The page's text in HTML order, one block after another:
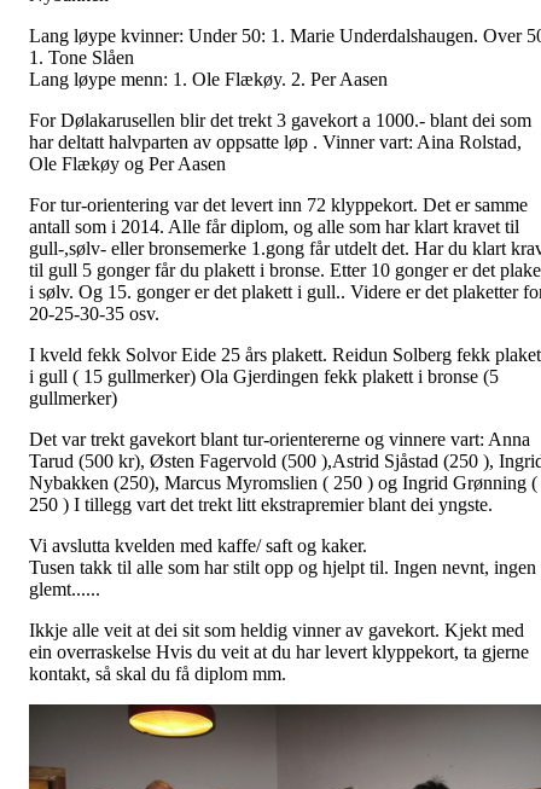
Lang løype kvinner: Under 50: 1. Marie Underdalshaugen. Over
1. Tone Slåen
Lang løype menn: 1. Ole Flækøy. 2. Per Aasen
For Dølakarusellen blir det trekt 3 gavekort a 1000.- blant dei som
har deltatt halvparten av oppsatte løp . Vinner vart: Aina Rolstad,
Ole Flækøy og Per Aasen
For tur-orientering var det levert inn 72 klyppekort. Det er samme
antall som i 2014. Alle får diplom, og alle som har klart kravet til
gull-,sølv- eller bronsemerke 1.gong får utdelt det. Har du klart
til gull 5 gonger får du plakett i bronse. Etter 10 gonger er det
i sølv. Og 15. gonger er det plakett i gull.. Videre er det plaketter
20-25-30-35 osv.
I kveld fekk Solvor Eide 25 års plakett. Reidun Solberg fekk
i gull ( 15 gullmerker) Ola Gjerdingen fekk plakett i bronse (5
gullmerker)
Det var trekt gavekort blant tur-orientererne og vinnere vart: Anna
Tarud (500 kr), Østen Fagervold (500 ),Astrid Sjåstad (250 ),
Nybakken (250), Marcus Myromslien ( 250 ) og Ingrid Grønning (
250 ) I tillegg vart det trekt litt ekstrapremier blant dei yngste.
Vi avslutta kvelden med kaffe/ saft og kaker.
Tusen takk til alle som har stilt opp og hjelpt til. Ingen nevnt, ingen
glemt......
Ikkje alle veit at dei sit som heldig vinner av gavekort. Kjekt med
ein overraskelse Hvis du veit at du har levert klyppekort, ta gjerne
kontakt, så skal du få diplom mm.